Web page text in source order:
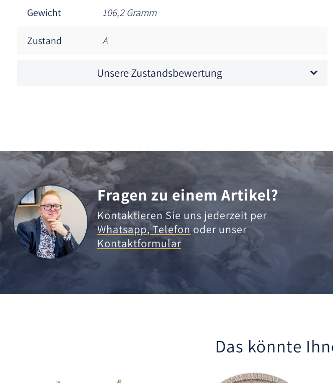
Gewicht 106,2 Gramm
Zustand A
Unsere Zustandsbewertung
Fragen zu einem Artikel?
Kontaktieren Sie uns jederzeit per
Whatsapp,Telefonoder unser
Kontaktformular
Das könnte